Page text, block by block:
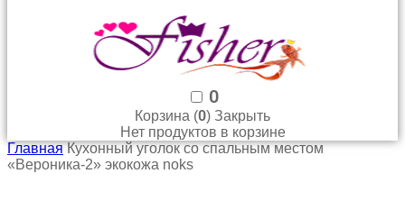
0
Корзина (0) Закрыть
Нет продуктов в корзине
Главная Кухонный уголок со спальным местом
«Вероника-2» экокожа noks